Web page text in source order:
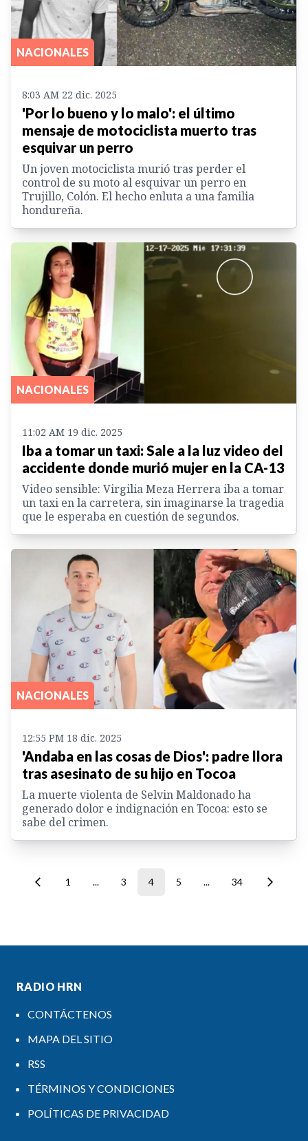
NACIONALES
8:03 AM 22 dic. 2025
'Por lo bueno y lo malo': el último
mensaje de motociclista muerto tras
esquivar un perro
Un joven motociclista murió tras perder el
control de su moto al esquivar un perro en
Trujillo, Colón. El hecho enluta a una familia
hondureña.
NACIONALES
11:02 AM 19 dic. 2025
Iba a tomar un taxi: Sale a la luz video del
accidente donde murió mujer en la CA-13
Video sensible: Virgilia Meza Herrera iba a tomar
un taxi en la carretera, sin imaginarse la tragedia
que le esperaba en cuestión de segundos.
NACIONALES
12:55 PM 18 dic. 2025
'Andaba en las cosas de Dios': padre llora
tras asesinato de su hijo en Tocoa
La muerte violenta de Selvin Maldonado ha
generado dolor e indignación en Tocoa: esto se
sabe del crimen.
1 ... 3 4 5 ... 34
RADIO HRN
CONTÁCTENOS
MAPA DEL SITIO
RSS
TÉRMINOS Y CONDICIONES
POLÍTICAS DE PRIVACIDAD